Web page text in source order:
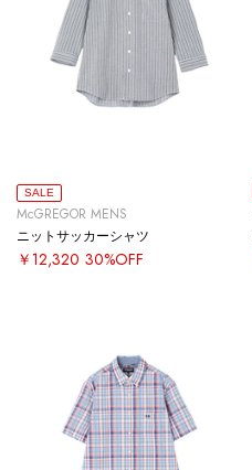
SALE
McGREGOR MENS
ニットサッカーシャツ
￥12,320 30%OFF